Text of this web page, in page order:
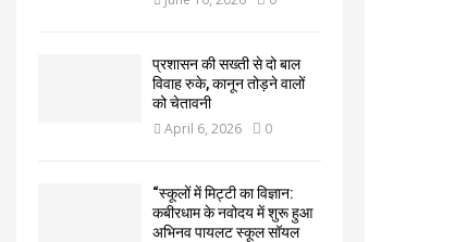
प्रशासन की सख्ती से दो बाल
विवाह रुके, कानून तोड़ने वालों
को चेतावनी
April 6, 2026 0
“स्कूलों में मिट्टी का विज्ञान:
कबीरधाम के नवोदय में शुरू हुआ
अभिनव पायलट स्कूल सॉयल